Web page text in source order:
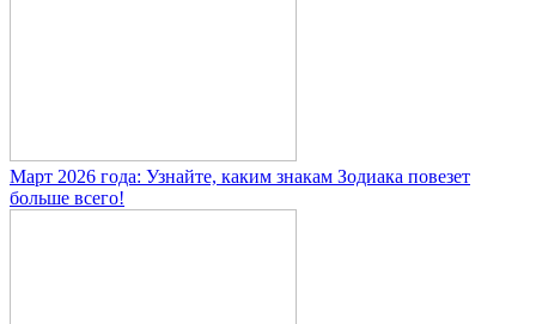
Март 2026 года: Узнайте, каким знакам Зодиака повезет
больше всего!